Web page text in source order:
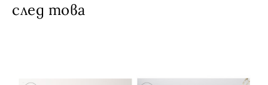
след това